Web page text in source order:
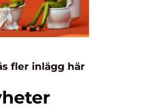
fler inlägg här